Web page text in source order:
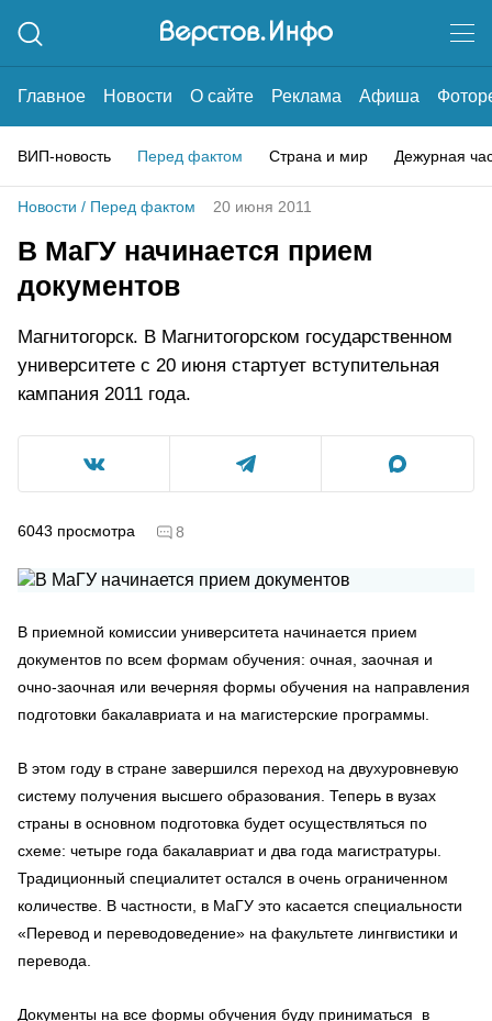
Главное Новости О сайте Реклама Афиша
ВИП-новость Перед фактом Страна и мир Дежурная
Новости / Перед фактом 20 июня 2011
В МаГУ начинается прием
документов
Магнитогорск. В Магнитогорском государственном
университете с 20 июня стартует вступительная
кампания 2011 года.
6043 просмотра 8
В приемной комиссии университета начинается прием
документов по всем формам обучения: очная, заочная и
очно-заочная или вечерняя формы обучения на направления
подготовки бакалавриата и на магистерские программы.
В этом году в стране завершился переход на двухуровневую
систему получения высшего образования. Теперь в вузах
страны в основном подготовка будет осуществляться по
схеме: четыре года бакалавриат и два года магистратуры.
Традиционный специалитет остался в очень ограниченном
количестве. В частности, в МаГУ это касается специальности
«Перевод и переводоведение» на факультете лингвистики и
перевода.
Документы на все формы обучения буду приниматься в